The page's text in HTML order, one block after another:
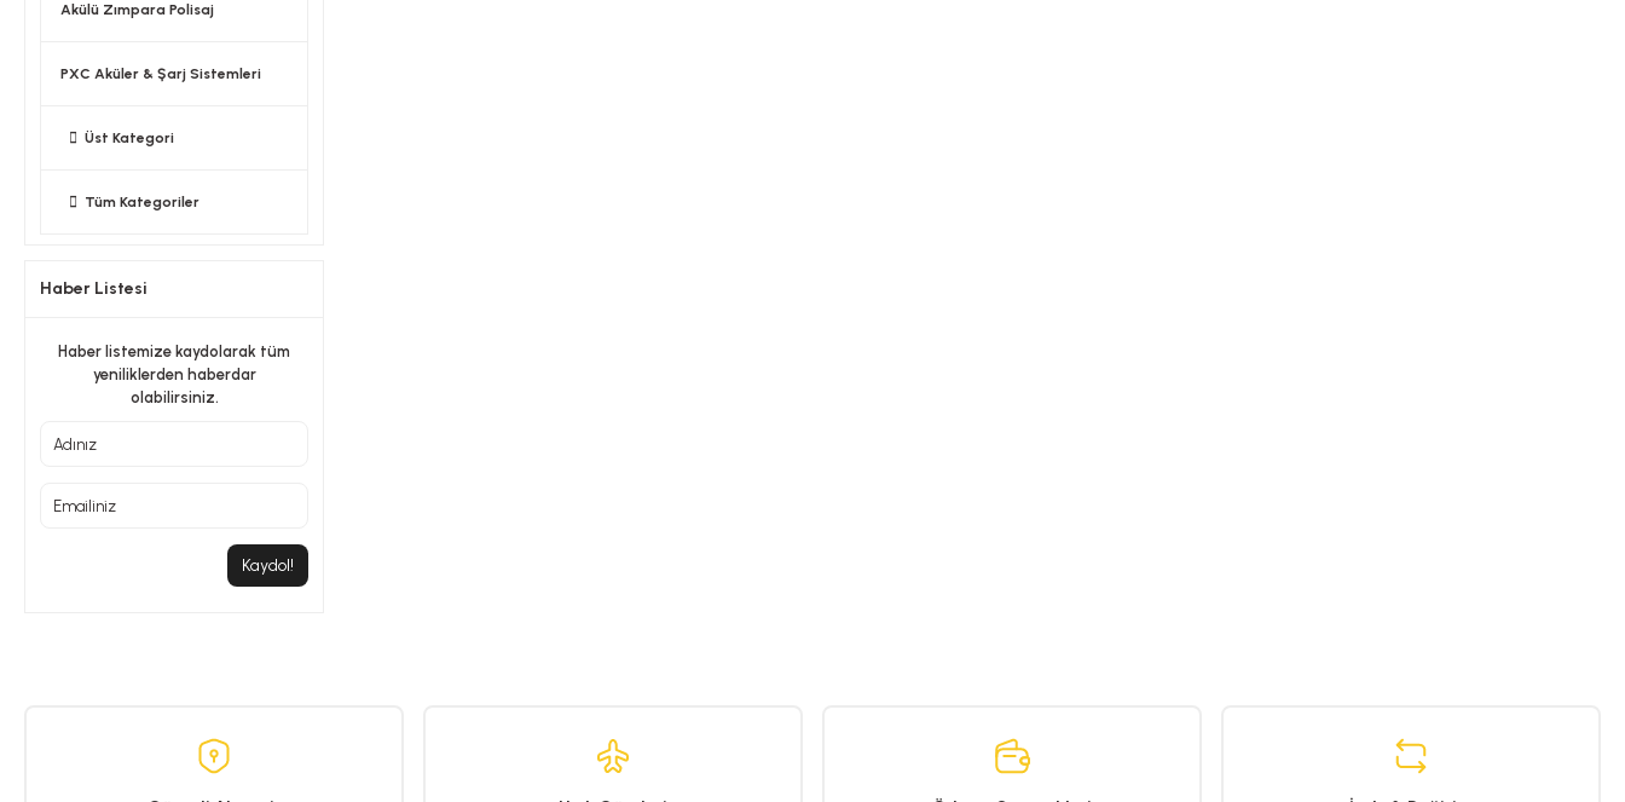
Akülü Zımpara Polisaj
PXC Aküler & Şarj Sistemleri
Üst Kategori
Tüm Kategoriler
Haber Listesi
Haber listemize kaydolarak tüm
yeniliklerden haberdar
olabilirsiniz.
Kaydol!